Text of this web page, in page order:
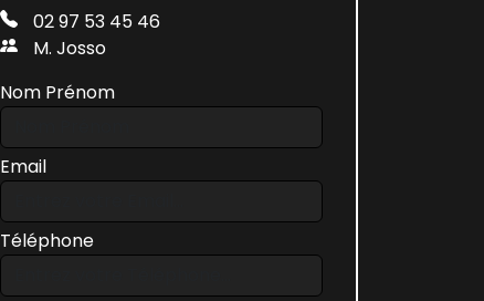
02 97 53 45 46
M. Josso
Nom Prénom
Email
Téléphone